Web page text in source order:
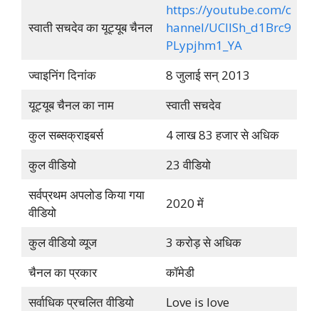
स्वाती सचदेव का यूट्यूब चैनल
https://youtube.com/c
hannel/UCllSh_d1Brc9
PLypjhm1_YA
ज्वाइनिंग दिनांक
8 जुलाई सन् 2013
यूट्यूब चैनल का नाम
स्वाती सचदेव
कुल सब्सक्राइबर्स
4 लाख 83 हजार से अधिक
कुल वीडियो
23 वीडियो
सर्वप्रथम अपलोड किया गया
वीडियो
2020 में
कुल वीडियो व्यूज
3 करोड़ से अधिक
चैनल का प्रकार
कॉमेडी
सर्वाधिक प्रचलित वीडियो
Love is love